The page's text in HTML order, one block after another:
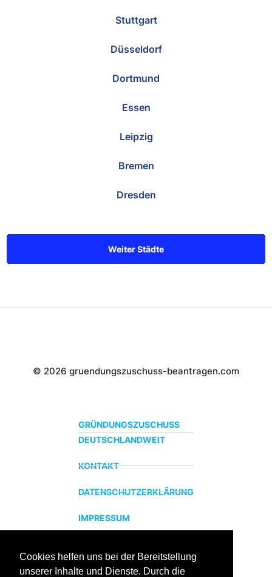
Cookies helfen uns bei der Bereitstellung
unserer Inhalte und Dienste. Durch die
Stuttgart
Düsseldorf
Dortmund
Essen
Leipzig
Bremen
Dresden
Weiter Städte
© 2026 gruendungszuschuss-beantragen.com
GRÜNDUNGSZUSCHUSS
DEUTSCHLANDWEIT
KONTAKT
DATENSCHUTZERKLÄRUNG
IMPRESSUM
ZERTIFIZIERTER BILDUNGSTRÄGER